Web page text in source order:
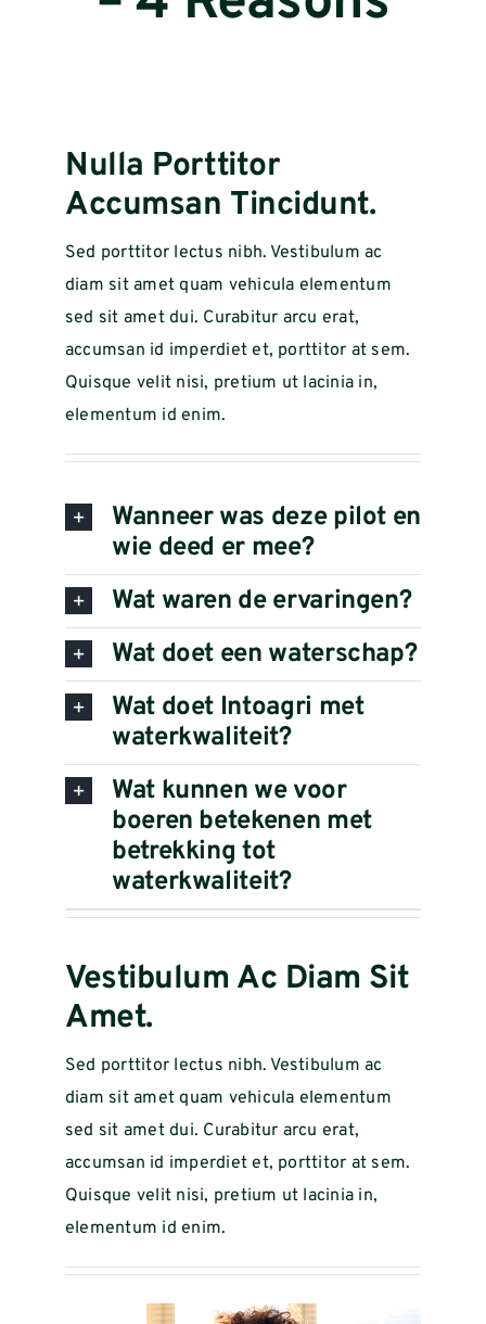
Nulla Porttitor
Accumsan Tincidunt.
Sed porttitor lectus nibh. Vestibulum ac
diam sit amet quam vehicula elementum
sed sit amet dui. Curabitur arcu erat,
accumsan id imperdiet et, porttitor at sem.
Quisque velit nisi, pretium ut lacinia in,
elementum id enim.
Wanneer was deze pilot en
wie deed er mee?
Wat waren de ervaringen?
Wat doet een waterschap?
Wat doet Intoagri met
waterkwaliteit?
Wat kunnen we voor
boeren betekenen met
betrekking tot
waterkwaliteit?
Vestibulum Ac Diam Sit
Amet.
Sed porttitor lectus nibh. Vestibulum ac
diam sit amet quam vehicula elementum
sed sit amet dui. Curabitur arcu erat,
accumsan id imperdiet et, porttitor at sem.
Quisque velit nisi, pretium ut lacinia in,
elementum id enim.